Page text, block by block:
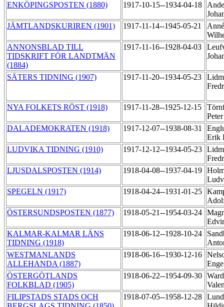
ENKÖPINGSPOSTEN (1880)
1917-10-15--1934-04-18
JÄMTLANDSKURIREN (1901)
1917-11-14--1945-05-21
ANNONSBLAD TILL
TIDSKRIFT FÖR LANDTMÄN
(1884)
1917-11-16--1928-04-03
SÄTERS TIDNING (1907) 1917-11-20--1934-05-23
NYA FOLKETS RÖST (1918) 1917-11-28--1925-12-15
DALADEMOKRATEN (1918)
1917-12-07--1938-08-31
Erik
LUDVIKA TIDNING (1910)
1917-12-12--1934-05-23
LJUSDALSPOSTEN (1914)
1918-04-08--1937-04-19
SPEGELN (1917)
1918-04-24--1931-01-25
ÖSTERSUNDSPOSTEN (1877)
1918-05-21--1954-03-24
KALMAR-KALMAR LÄNS
TIDNING (1918)
1918-06-12--1928-10-24
WESTMANLANDS
ALLEHANDA (1887)
1918-06-16--1930-12-16
ÖSTERGÖTLANDS
FOLKBLAD (1905)
1918-06-22--1954-09-30
FILIPSTADS STADS OCH
1918-07-05--1958-12-28